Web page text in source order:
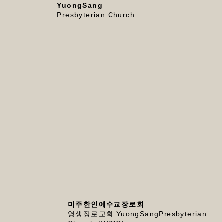
미주한인예수교장로회
영생장로교회 YuongSangPresbyterian
YuongSang
Presbyterian Church